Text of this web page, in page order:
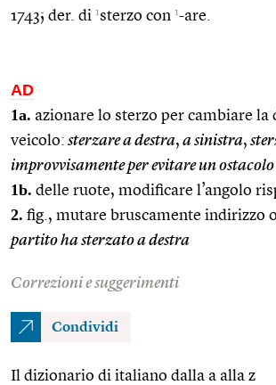
1743; der. di 1sterzo con 1-are.
AD
1a. azionare lo sterzo per cambiare la
veicolo: sterzare a destra, a sinistra,
improvvisamente per evitare un ostacolo
1b. delle ruote, modificare l’angolo
2. fig., mutare bruscamente indirizzo
partito ha sterzato a destra
Correzioni e suggerimenti
Condividi
Il dizionario di italiano dalla a alla z